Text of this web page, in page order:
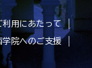
用にあたって
学院へのご支援